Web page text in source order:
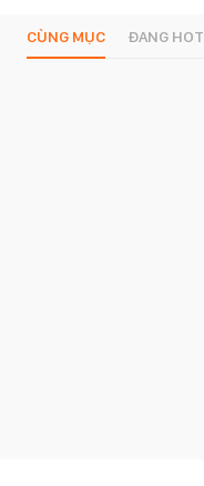
CÙNG MỤC ĐANG HOT